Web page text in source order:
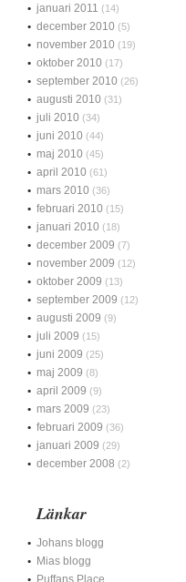
januari 2011 (14)
december 2010 (5)
november 2010 (19)
oktober 2010 (17)
september 2010 (26)
augusti 2010 (31)
juli 2010 (34)
juni 2010 (44)
maj 2010 (45)
april 2010 (61)
mars 2010 (36)
februari 2010 (15)
januari 2010 (18)
december 2009 (7)
november 2009 (12)
oktober 2009 (13)
september 2009 (12)
augusti 2009 (9)
juli 2009 (15)
juni 2009 (25)
maj 2009 (8)
april 2009 (9)
mars 2009 (23)
februari 2009 (36)
januari 2009 (29)
december 2008 (2)
Länkar
Johans blogg
Mias blogg
Puffans Place